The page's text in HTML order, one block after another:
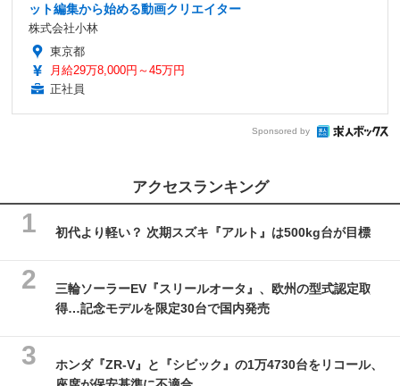
ット編集から始める動画クリエイター
株式会社小林
東京都
月給29万8,000円～45万円
正社員
Sponsored by
アクセスランキング
初代より軽い？ 次期スズキ『アルト』は500kg台が目標
三輪ソーラーEV『スリールオータ』、欧州の型式認定取
得…記念モデルを限定30台で国内発売
ホンダ『ZR-V』と『シビック』の1万4730台をリコール、